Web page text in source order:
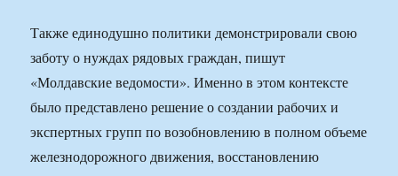
Также единодушно политики демонстрировали свою
заботу о нуждах рядовых граждан, пишут
«Молдавские ведомости». Именно в этом контексте
было представлено решение о создании рабочих и
экспертных групп по возобновлению в полном объеме
железнодорожного движения, восстановлению